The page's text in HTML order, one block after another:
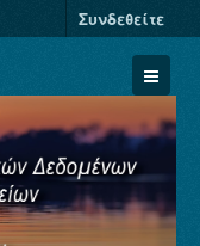
Συνδεθείτε